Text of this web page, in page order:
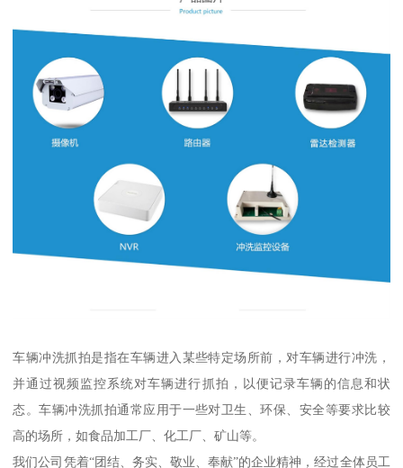
车辆冲洗抓拍是指在车辆进入某些特定场所前，对车辆进行冲洗，
并通过视频监控系统对车辆进行抓拍，以便记录车辆的信息和状
态。车辆冲洗抓拍通常应用于一些对卫生、环保、安全等要求比较
高的场所，如食品加工厂、化工厂、矿山等。
我们公司凭着“团结、务实、敬业、奉献”的企业精神，经过全体员工